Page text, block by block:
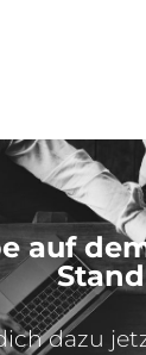
auf
dazu